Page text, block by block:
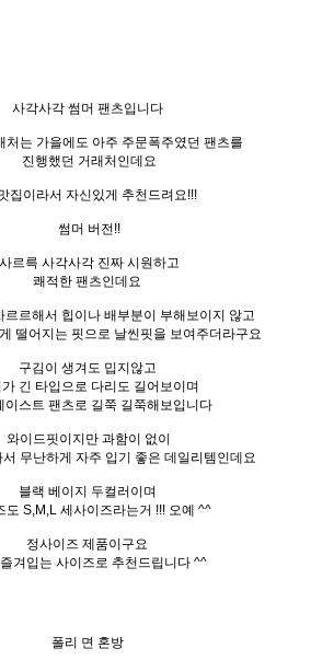
사각사각 썸머 팬츠입니다
처는 가을에도 아주 주문폭주였던 팬츠를
진행했던 거래처인데요
집이라서 자신있게 추천드려요!!!
썸머 버전!!
사르륵 사각사각 진짜 시원하고
쾌적한 팬츠인데요
르르해서 힙이나 배부분이 부해보이지 않고
떨어지는 핏으로 날씬핏을 보여주더라구요
구김이 생겨도 밉지않고
가 긴 타입으로 다리도 길어보이며
이스트 팬츠로 길쭉 길쭉해보입니다
와이드핏이지만 과함이 없이
무난하게 자주 입기 좋은 데일리템인데요
블랙 베이지 두컬러이며
도 S,M,L 세사이즈라는거 !!! 오예 ^^
정사이즈 제품이구요
겨입는 사이즈로 추천드립니다 ^^
폴리 면 혼방